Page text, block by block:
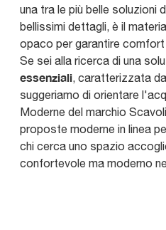
una tra le più belle soluzioni
bellissimi dettagli, è il
opaco per garantire
Se sei alla ricerca di una
essenziali, caratterizzata
suggeriamo di orientare
Moderne del marchio
proposte moderne in linea
chi cerca uno spazio
confortevole ma moderno